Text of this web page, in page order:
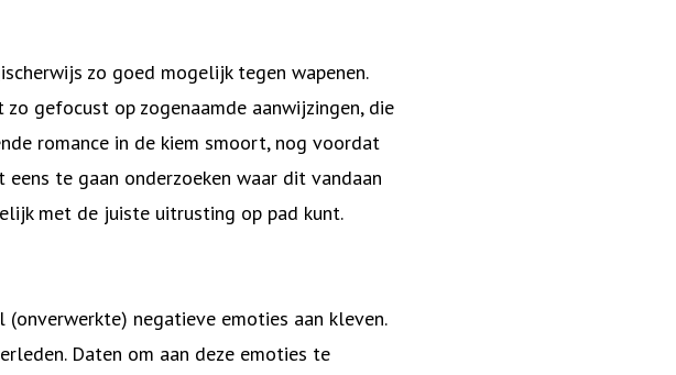
zo goed mogelijk tegen wapenen.
gefocust op zogenaamde aanwijzingen, die
romance in de kiem smoort, nog voordat
te gaan onderzoeken waar dit vandaan
met de juiste uitrusting op pad kunt.
negatieve emoties aan kleven.
Daten om aan deze emoties te